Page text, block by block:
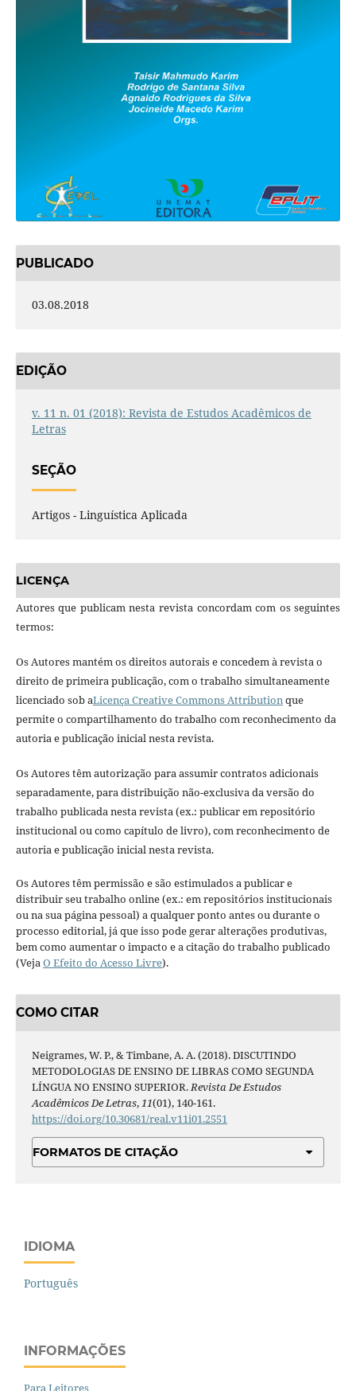
PUBLICADO
03.08.2018
EDIÇÃO
v. 11 n. 01 (2018): Revista de Estudos Acadêmicos de
Letras
SEÇÃO
Artigos - Linguística Aplicada
LICENÇA
Autores que publicam nesta revista concordam com os seguintes
termos:
Os Autores mantém os direitos autorais e concedem à revista o
direito de primeira publicação, com o trabalho simultaneamente
licenciado sob aLicença Creative Commons Attributionque
permite o compartilhamento do trabalho com reconhecimento da
autoria e publicação inicial nesta revista.
Os Autores têm autorização para assumir contratos adicionais
separadamente, para distribuição não-exclusiva da versão do
trabalho publicada nesta revista (ex.: publicar em repositório
institucional ou como capítulo de livro), com reconhecimento de
autoria e publicação inicial nesta revista.
Os Autores têm permissão e são estimulados a publicar e
distribuir seu trabalho online (ex.: em repositórios institucionais
ou na sua página pessoal) a qualquer ponto antes ou durante o
processo editorial, já que isso pode gerar alterações produtivas,
bem como aumentar o impacto e a citação do trabalho publicado
(VejaO Efeito do Acesso Livre).
COMO CITAR
Neigrames, W. P., & Timbane, A. A. (2018). DISCUTINDO
METODOLOGIAS DE ENSINO DE LIBRAS COMO SEGUNDA
LÍNGUA NO ENSINO SUPERIOR.Revista De Estudos
Acadêmicos De Letras,11(01), 140-161.
https://doi.org/10.30681/real.v11i01.2551
FORMATOS DE CITAÇÃO
IDIOMA
Português
INFORMAÇÕES
Para Leitores